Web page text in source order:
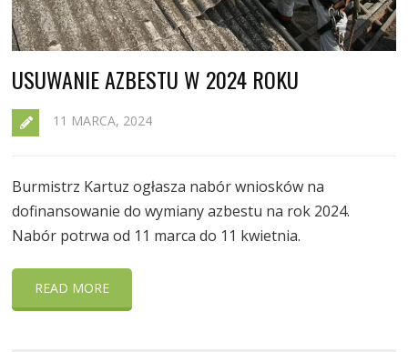
USUWANIE AZBESTU W 2024 ROKU
11 MARCA, 2024
Burmistrz Kartuz ogłasza nabór wniosków na
dofinansowanie do wymiany azbestu na rok 2024.
Nabór potrwa od 11 marca do 11 kwietnia.
READ MORE